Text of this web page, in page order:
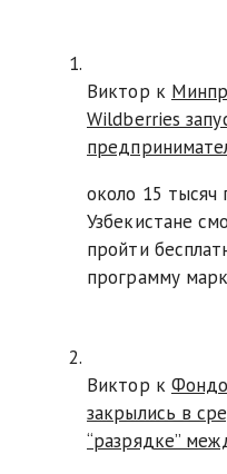
Виктор к
Wildberries
около 15 тысяч
Узбекистане
пройти
программу
Виктор к
закрылись в
“разрядке”